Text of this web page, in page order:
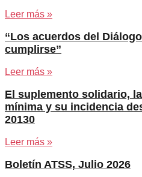
Leer más »
“Los acuerdos del
cumplirse”
Leer más »
El suplemento solidario,
mínima y su incidencia
20130
Leer más »
Boletín ATSS, Julio 2026